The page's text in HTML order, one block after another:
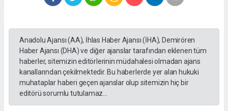
Anadolu Ajansı (AA), İhlas Haber Ajansı (İHA), Demirören
Haber Ajansı (DHA) ve diğer ajanslar tarafından eklenen tüm
haberler, sitemizin editörlerinin müdahalesi olmadan ajans
kanallarından çekilmektedir. Bu haberlerde yer alan hukuki
muhataplar haberi geçen ajanslar olup sitemizin hiç bir
editörü sorumlu tutulamaz...